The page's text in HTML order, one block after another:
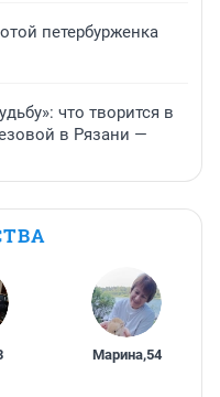
петербурженка
что творится в
в Рязани —
Марина,54